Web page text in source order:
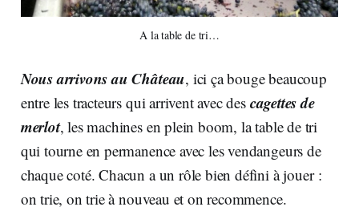
A la table de tri…
Nous arrivons au Château, ici ça bouge beaucoup
entre les tracteurs qui arrivent avec des cagettes de
merlot, les machines en plein boom, la table de tri
qui tourne en permanence avec les vendangeurs de
chaque coté. Chacun a un rôle bien défini à jouer :
on trie, on trie à nouveau et on recommence.